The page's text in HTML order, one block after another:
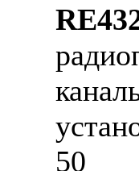
50